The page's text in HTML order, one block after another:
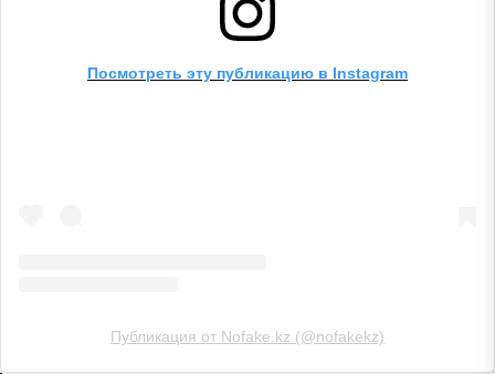
Посмотреть эту публикацию в Instagram
Публикация от Nofake.kz (@nofakekz)